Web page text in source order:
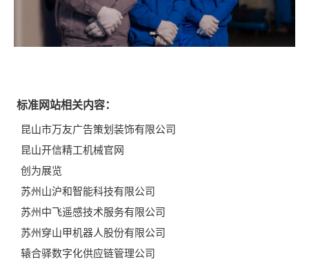
标准网站相关内容：
昆山市万友广告策划装饰有限公司
昆山开信精工机械官网
创为展览
苏州山沪和智能科技有限公司
苏州中飞遥感技术服务有限公司
苏州穿山甲机器人股份有限公司
辕合驿数字化供应链管理公司